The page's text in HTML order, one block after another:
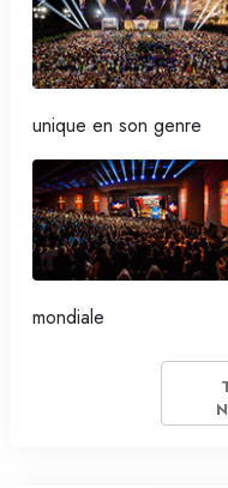
unique en son genre
mondiale